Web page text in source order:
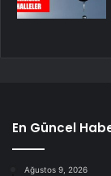
En Güncel
Ağustos 9, 2026